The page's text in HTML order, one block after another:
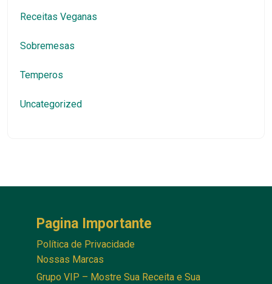
Receitas Veganas
Sobremesas
Temperos
Uncategorized
Pagina Importante
Política de Privacidade
Nossas Marcas
Grupo VIP – Mostre Sua Receita e Sua